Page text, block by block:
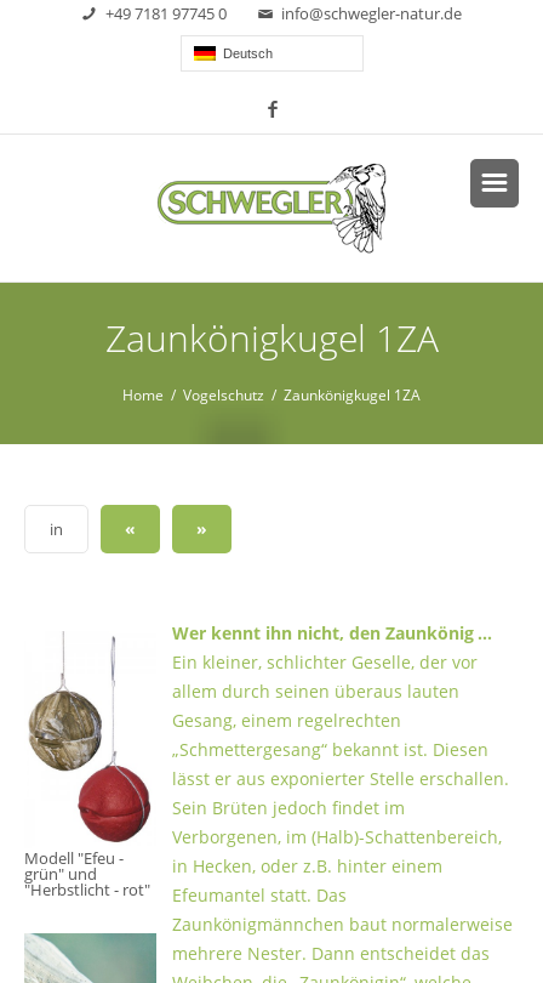
+49 7181 97745 0 info@schwegler-natur.de
Deutsch
Zaunkönigkugel 1ZA
Home / Vogelschutz / Zaunkönigkugel 1ZA
in « »
Modell "Efeu -
grün" und
"Herbstlicht - rot"
Wer kennt ihn nicht, den Zaunkönig …
Ein kleiner, schlichter Geselle, der vor
allem durch seinen überaus lauten
Gesang, einem regelrechten
„Schmettergesang“ bekannt ist. Diesen
lässt er aus exponierter Stelle erschallen.
Sein Brüten jedoch findet im
Verborgenen, im (Halb)-Schattenbereich,
in Hecken, oder z.B. hinter einem
Efeumantel statt. Das
Zaunkönigmännchen baut normalerweise
mehrere Nester. Dann entscheidet das